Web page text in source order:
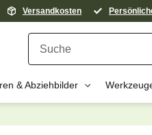
Versandkosten
& Abziehbilder